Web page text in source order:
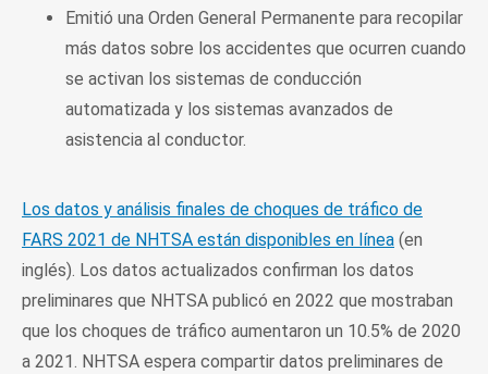
Emitió una Orden General Permanente para recopilar
más datos sobre los accidentes que ocurren cuando
se activan los sistemas de conducción
automatizada y los sistemas avanzados de
asistencia al conductor.
Los datos y análisis finales de choques de tráfico de
FARS 2021 de NHTSA están disponibles en línea (en
inglés). Los datos actualizados confirman los datos
preliminares que NHTSA publicó en 2022 que mostraban
que los choques de tráfico aumentaron un 10.5% de 2020
a 2021. NHTSA espera compartir datos preliminares de